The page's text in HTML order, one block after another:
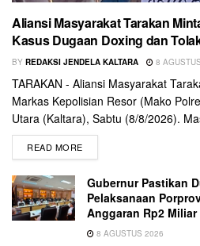
Aliansi Masyarakat Tarakan
Kasus Dugaan Doxing dan
BY REDAKSI JENDELA KALTARA 8
TARAKAN - Aliansi Masyarakat
Markas Kepolisian Resor (Mako
Utara (Kaltara), Sabtu (8/8/2026).
READ MORE
Gubernur Pastikan
Pelaksanaan
Anggaran Rp2 Miliar
8 AGUSTUS 2026